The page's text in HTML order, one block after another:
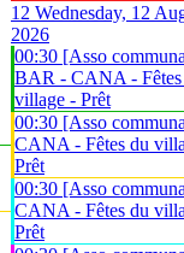
12 Wednesday, 12
2026
00:30 [Asso
BAR - CANA - Fêtes
village - Prêt
00:30 [Asso
CANA - Fêtes du
Prêt
00:30 [Asso
CANA - Fêtes du
Prêt